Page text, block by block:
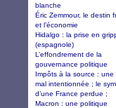
blanche
Éric Zemmour, le destin
et l’économie
Hidalgo : la prise en
(espagnole)
L’effondrement de la
gouvernance politique
Impôts à la source : une
mal intentionnée ; le
d’une France perdue ;
Macron : une politique